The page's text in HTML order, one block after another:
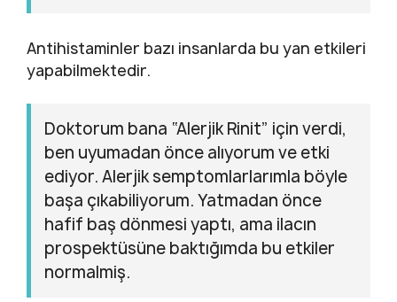
Antihistaminler bazı insanlarda bu yan etkileri
yapabilmektedir.
Doktorum bana “Alerjik Rinit” için verdi,
ben uyumadan önce alıyorum ve etki
ediyor. Alerjik semptomlarlarımla böyle
başa çıkabiliyorum. Yatmadan önce
hafif baş dönmesi yaptı, ama ilacın
prospektüsüne baktığımda bu etkiler
normalmiş.